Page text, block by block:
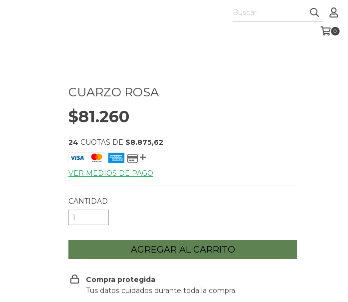
0
CUARZO ROSA
$81.260
24 CUOTAS DE $8.875,62
VER MEDIOS DE PAGO
CANTIDAD
Compra protegida
Tus datos cuidados durante toda la compra.